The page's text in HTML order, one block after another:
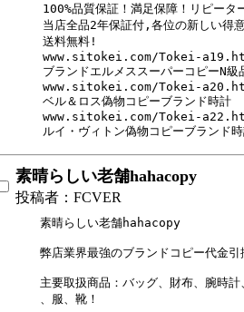
100%品質保証！満足保障！リピー
当店全品2年保証付,各位の新しい得
送料無料!
www.sitokei.com/Tokei-
ブランドエルメススーパーコピーN級
www.sitokei.com/Tokei-
ベル＆ロス偽物コピーブランド時計
www.sitokei.com/Tokei-
素晴らしい老舗hahacopy
投稿者：FCVER
素晴らしい老舗hahacopy
弊店業界最強のブランドコピー代金
主要取扱商品：バッグ、財布、腕時
、服、靴！